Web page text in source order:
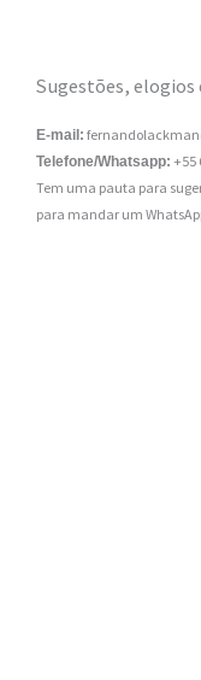
Sugestões, elogios
E-mail:
Telefone/Whatsapp: +55
Tem uma pauta para
para mandar um